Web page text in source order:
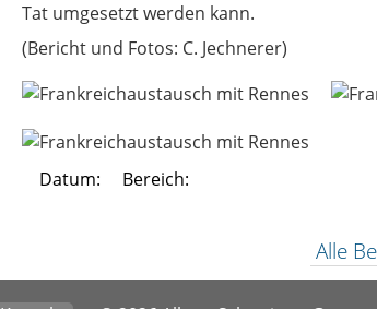
Tat umgesetzt werden kann.
(Bericht und Fotos: C. Jechnerer)
Datum: Bereich:
Alle